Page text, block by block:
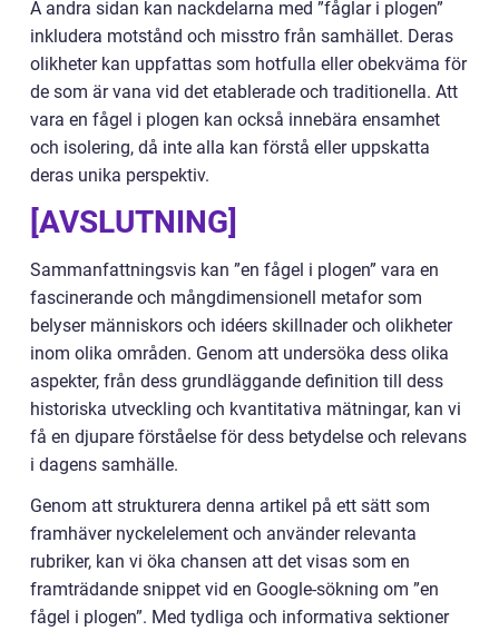
Å andra sidan kan nackdelarna med ”fåglar i plogen”
inkludera motstånd och misstro från samhället. Deras
olikheter kan uppfattas som hotfulla eller obekväma för
de som är vana vid det etablerade och traditionella. Att
vara en fågel i plogen kan också innebära ensamhet
och isolering, då inte alla kan förstå eller uppskatta
deras unika perspektiv.
[AVSLUTNING]
Sammanfattningsvis kan ”en fågel i plogen” vara en
fascinerande och mångdimensionell metafor som
belyser människors och idéers skillnader och olikheter
inom olika områden. Genom att undersöka dess olika
aspekter, från dess grundläggande definition till dess
historiska utveckling och kvantitativa mätningar, kan vi
få en djupare förståelse för dess betydelse och relevans
i dagens samhälle.
Genom att strukturera denna artikel på ett sätt som
framhäver nyckelelement och använder relevanta
rubriker, kan vi öka chansen att det visas som en
framträdande snippet vid en Google-sökning om ”en
fågel i plogen”. Med tydliga och informativa sektioner